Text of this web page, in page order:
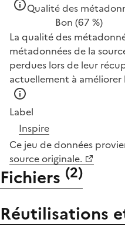
Qualité des
Bon (67 %)
La qualité des
métadonnées de la
perdues lors de leur
actuellement à améliorer
Label
Inspire
Ce jeu de données
source originale.
Fichiers (2)
Réutilisations